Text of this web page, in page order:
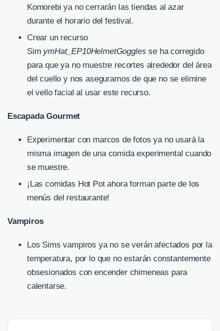
Komorebi ya no cerrarán las tiendas al azar
durante el horario del festival.
Crear un recurso
Sim ymHat_EP10HelmetGoggles se ha corregido
para que ya no muestre recortes alrededor del área
del cuello y nos aseguramos de que no se elimine
el vello facial al usar este recurso.
Escapada Gourmet
Experimentar con marcos de fotos ya no usará la
misma imagen de una comida experimental cuando
se muestre.
¡Las comidas Hot Pot ahora forman parte de los
menús del restaurante!
Vampiros
Los Sims vampiros ya no se verán afectados por la
temperatura, por lo que no estarán constantemente
obsesionados con encender chimeneas para
calentarse.